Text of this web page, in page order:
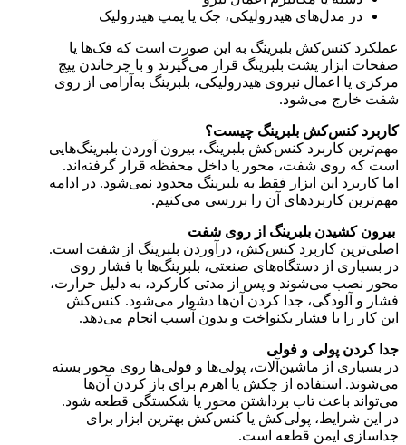
در مدل‌های هیدرولیکی، جک یا پمپ هیدرولیک
عملکرد کنس‌کش بلبرینگ به این صورت است که فک‌ها یا
صفحات ابزار پشت بلبرینگ قرار می‌گیرند و با چرخاندن پیچ
مرکزی یا اعمال نیروی هیدرولیکی، بلبرینگ به‌آرامی از روی
شفت خارج می‌شود.
کاربرد کنس‌کش بلبرینگ چیست؟
مهم‌ترین کاربرد کنس‌کش بلبرینگ، بیرون آوردن بلبرینگ‌هایی
است که روی شفت، محور یا داخل محفظه قرار گرفته‌اند.
اما کاربرد این ابزار فقط به بلبرینگ محدود نمی‌شود. در ادامه
مهم‌ترین کاربردهای آن را بررسی می‌کنیم.
بیرون کشیدن بلبرینگ از روی شفت
اصلی‌ترین کاربرد کنس‌کش، درآوردن بلبرینگ از شفت است.
در بسیاری از دستگاه‌های صنعتی، بلبرینگ‌ها با فشار روی
محور نصب می‌شوند و پس از مدتی کارکرد، به دلیل حرارت،
فشار و آلودگی، جدا کردن آن‌ها دشوار می‌شود. کنس‌کش
این کار را با فشار یکنواخت و بدون آسیب انجام می‌دهد.
جدا کردن پولی و فولی
در بسیاری از ماشین‌آلات، پولی‌ها و فولی‌ها روی محور بسته
می‌شوند. استفاده از چکش یا اهرم برای باز کردن آن‌ها
می‌تواند باعث تاب برداشتن محور یا شکستگی قطعه شود.
در این شرایط، پولی‌کش یا کنس‌کش بهترین ابزار برای
جداسازی ایمن قطعه است.